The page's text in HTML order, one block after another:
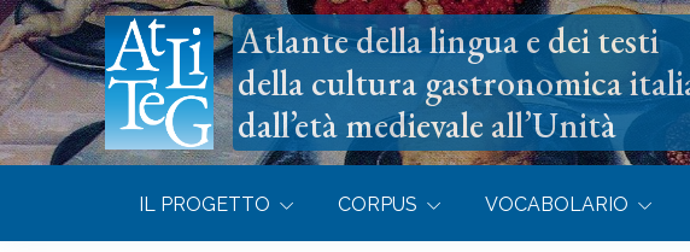
Atlante della lingua e dei testi
della cultura gastronomica
dall’età medievale all’Unità
IL PROGETTO CORPUS VOCABOLARIO